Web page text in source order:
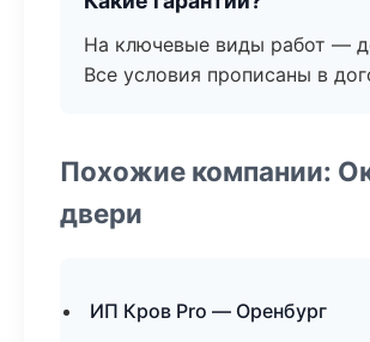
На ключевые виды работ —
Все условия прописаны в
Похожие компании:
двери
ИП Кров Pro — Оренбург